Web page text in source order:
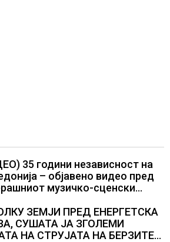
35 години независност на
– објавено видео пред
музичко-сценски
ЗЕМЈИ ПРЕД ЕНЕРГЕТСКА
СУШАТА ЈА ЗГОЛЕМИ
НА СТРУЈАТА НА БЕРЗИТЕ